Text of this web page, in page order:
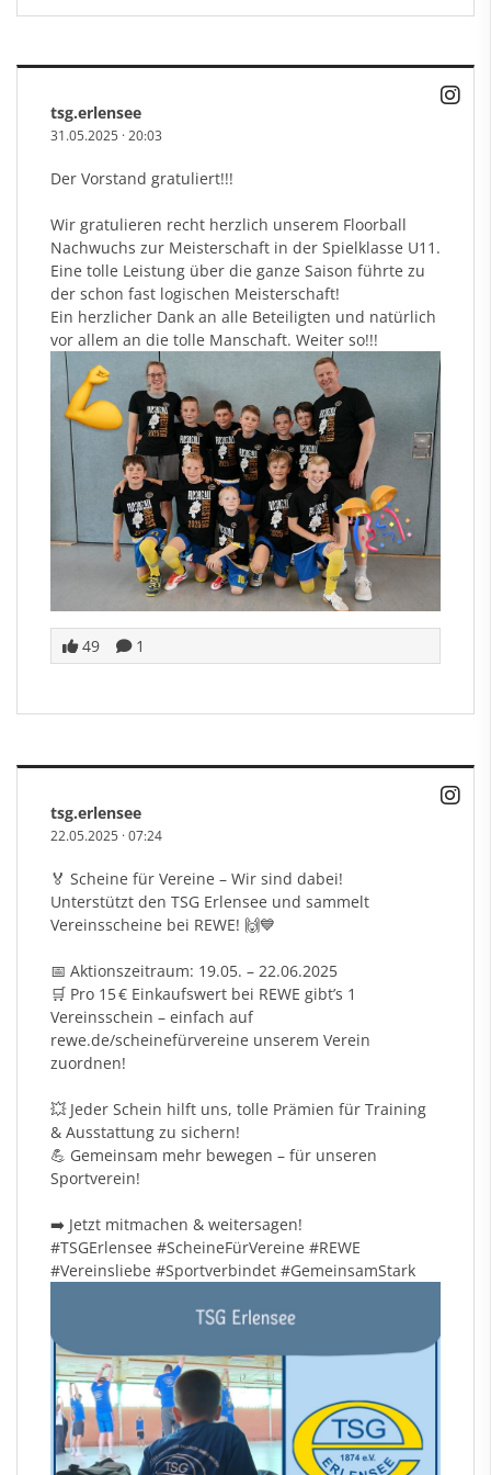
tsg.erlensee
31.05.2025 ·20:03
Der Vorstand gratuliert!!!
Wir gratulieren recht herzlich unserem Floorball
Nachwuchs zur Meisterschaft in der Spielklasse U11.
Eine tolle Leistung über die ganze Saison führte zu
der schon fast logischen Meisterschaft!
Ein herzlicher Dank an alle Beteiligten und natürlich
vor allem an die tolle Manschaft. Weiter so!!!
49 1
tsg.erlensee
22.05.2025 ·07:24
🏅 Scheine für Vereine – Wir sind dabei!
Unterstützt den TSG Erlensee und sammelt
Vereinsscheine bei REWE! 🙌💙
📅 Aktionszeitraum: 19.05. – 22.06.2025
🛒 Pro 15 € Einkaufswert bei REWE gibt’s 1
Vereinsschein – einfach auf
rewe.de/scheinefürvereine unserem Verein
zuordnen!
💥 Jeder Schein hilft uns, tolle Prämien für Training
& Ausstattung zu sichern!
💪 Gemeinsam mehr bewegen – für unseren
Sportverein!
➡️ Jetzt mitmachen & weitersagen!
#TSGErlensee #ScheineFürVereine #REWE
#Vereinsliebe #Sportverbindet #GemeinsamStark